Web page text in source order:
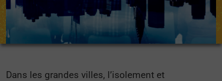
Dans les grandes villes, l’isolement et